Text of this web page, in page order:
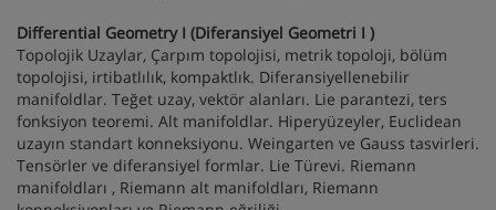
Differential Geometry I (Diferansiyel Geometri I )
Topolojik Uzaylar, Çarpım topolojisi, metrik topoloji, bölüm
topolojisi, irtibatlılık, kompaktlık. Diferansiyellenebilir
manifoldlar. Teğet uzay, vektör alanları. Lie parantezi, ters
fonksiyon teoremi. Alt manifoldlar. Hiperyüzeyler, Euclidean
uzayın standart konneksiyonu. Weingarten ve Gauss tasvirleri.
Tensörler ve diferansiyel formlar. Lie Türevi. Riemann
manifoldları , Riemann alt manifoldları, Riemann